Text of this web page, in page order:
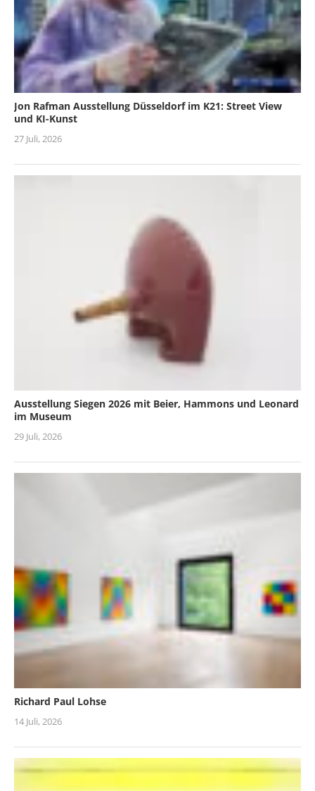
Jon Rafman Ausstellung Düsseldorf im K21: Street View
und KI-Kunst
27 Juli, 2026
Ausstellung Siegen 2026 mit Beier, Hammons und Leonard
im Museum
29 Juli, 2026
Richard Paul Lohse
14 Juli, 2026